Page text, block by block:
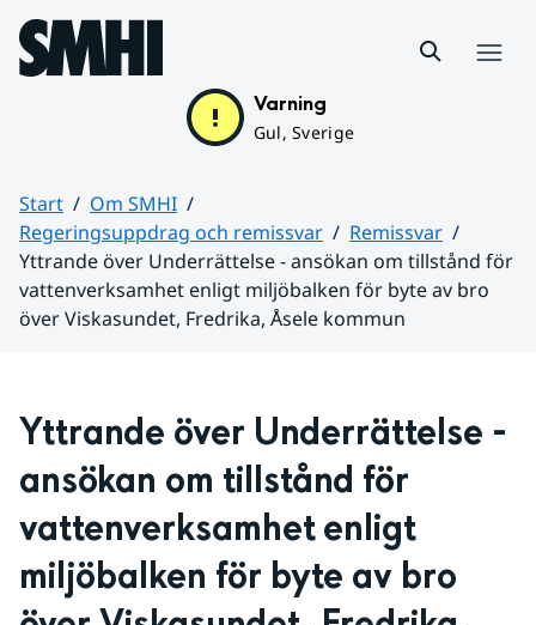
Hoppa till sidans innehåll
Varning
Gul, Sverige
Start
Om SMHI
Regeringsuppdrag och remissvar
Remissvar
Yttrande över Underrättelse - ansökan om tillstånd för
vattenverksamhet enligt miljöbalken för byte av bro
över Viskasundet, Fredrika, Åsele kommun
Yttrande över Underrättelse -
ansökan om tillstånd för
vattenverksamhet enligt
miljöbalken för byte av bro